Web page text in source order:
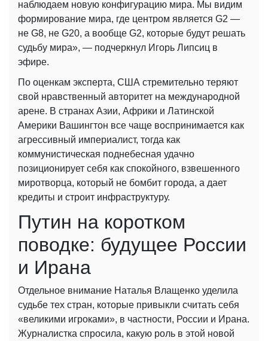
наблюдаем новую конфигурацию мира. Мы видим
формирование мира, где центром является G2 —
не G8, не G20, а вообще G2, которые будут решать
судьбу мира», — подчеркнул Игорь Липсиц в
эфире.
По оценкам эксперта, США стремительно теряют
свой нравственный авторитет на международной
арене. В странах Азии, Африки и Латинской
Америки Вашингтон все чаще воспринимается как
агрессивный империалист, тогда как
коммунистическая поднебесная удачно
позиционирует себя как спокойного, взвешенного
миротворца, который не бомбит города, а дает
кредиты и строит инфраструктуру.
Путин на коротком
поводке: будущее России
и Ирана
Отдельное внимание Наталья Влащенко уделила
судьбе тех стран, которые привыкли считать себя
«великими игроками», в частности, России и Ирана.
Журналистка спросила, какую роль в этой новой